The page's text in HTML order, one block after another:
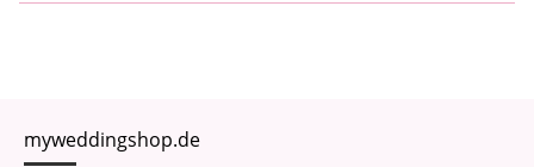
myweddingshop.de